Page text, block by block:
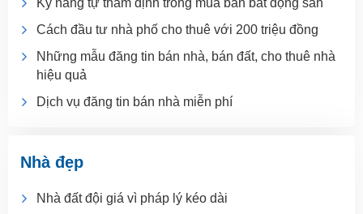
Kỹ năng tự thẩm định trong mua bán bất động sản
Cách đầu tư nhà phố cho thuê với 200 triệu đồng
Những mẫu đăng tin bán nhà, bán đất, cho thuê nhà
hiệu quả
Dịch vụ đăng tin bán nhà miễn phí
Nhà đẹp
Nhà đất đội giá vì pháp lý kéo dài